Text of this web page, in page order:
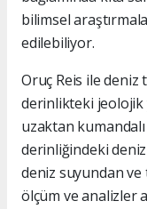
bilimsel
edilebiliyor.
Oruç Reis ile
derinlikteki jeolojik
uzaktan
derinliğindeki deniz
deniz suyundan ve
ölçüm ve analizler